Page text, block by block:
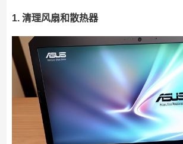
1. 清理风扇和散热器